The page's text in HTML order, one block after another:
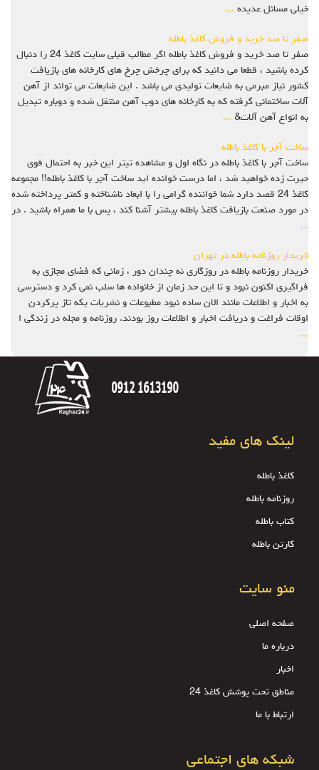
خیلی مسائل عدیده ...
صفر تا صد خرید و فروش کاغذ باطله
صفر تا صد خرید و فروش کاغذ باطله اگر مطالب قبلی سایت کاغذ 24 را دنبال
کرده باشید ، قطعا می دانید که برای چرخش چرخ های کارخانه های بازیافت
کشور نیاز مبرمی به ضایعات تولیدی می باشد . این ضایعات می تواند از آهن
آلات ساختمانی گرفته که به کارخانه های دوب آهن منتقل شده و دوباره تبدیل
به انواع آهن آلات& ...
ساخت آجر با کاغذ باطله
ساخت آجر با کاغذ باطله در نگاه اول و مشاهده تیتر این خبر به احتمال قوی
حیرت زده خواهید شد ، اما درست خوانده اید ساخت آجر با کاغذ باطله!! مجموعه
کاغذ 24 قصد دارد شما خواننده گرامی را با ابعاد ناشناخته و کمتر پرداخته شده
در مورد صنعت بازیافت کاغذ باطله بیشتر آشنا کند ، پس با ما همراه باشید . در
...
خریدار روزنامه باطله در تهران
خریدار روزنامه باطله در روزگاری نه چندان دور ، زمانی که فضای مجازی به
فراگیری اکنون نبود و تا این حد زمان از خانواده ها سلب نمی کرد و دسترسی
به اخبار و اطلاعات مانند الان ساده نبود مطبوعات و نشریات یکه تاز پرکردن
اوقات فراغت و دریافت اخبار و اطلاعات روز بودند. روزنامه و مجله در زندگی ا
...
لینک های مفید
کاغذ باطله
روزنامه باطله
کتاب باطله
کارتن باطله
منو سایت
صفحه اصلی
درباره ما
اخبار
مناطق تحت پوشش کاغذ 24
ارتباط با ما
شبکه های اجتماعی